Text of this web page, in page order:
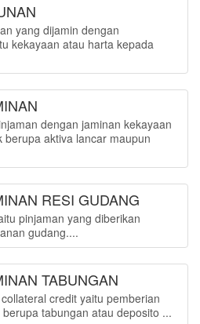
yang dijamin dengan
kekayaan atau harta kepada
dengan jaminan kekayaan
aktiva lancar maupun
RESI GUDANG
pinjaman yang diberikan
gudang....
TABUNGAN
credit yaitu pemberian
tabungan atau deposito ...